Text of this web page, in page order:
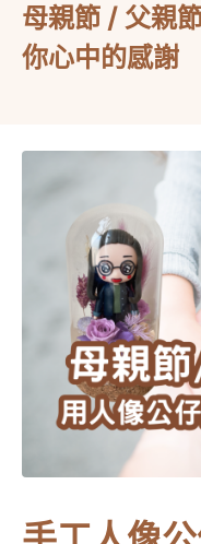
母親節 / 父親
你心中的感謝